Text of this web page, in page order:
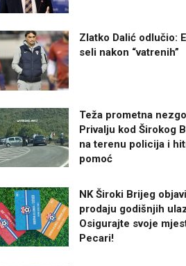
Zlatko Dalić odlučio:
seli nakon “vatrenih”
Teža prometna
Privalju kod Širokog
na terenu policija i
pomoć
NK Široki Brijeg
prodaju godišnjih
Osigurajte svoje
Pecari!